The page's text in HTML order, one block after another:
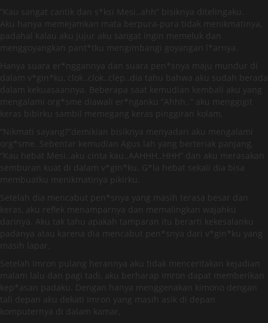
”Kau sangat cantik dan s*ksi Mesi..ahh” bisiknya ditelingaku.
Aku hanya memejamkan mata berpura-pura tidak menikmatinya,
padahal kalau aku jujur aku sangat ingin memeluk dan
menggoyangkan pant*tku mengimbangi goyangan l*arnya.
Hanya suara er*nggannya dan suara pen*snya maju mundur di
dalam v*gin*ku, clok..clok..clep..dia tahu bahwa aku sudah berada
dalam kekuasaannya. Beberapa saat kemudian kembali aku yang
mengalami org*sme diawali er*nganku “Ahhh..” aku menggigit
keras bibirku sambil memegang keras pinggiran kolam,
“Nikmati sayang?”demikian bisiknya menyadari aku mengalami
org*sme. Sebentar kemudian Agus lah yang berteriak panjang,
“Kau hebat Mesi..aku cinta kau..AAHHH..HHH” dan aku merasakan
semburan kuat di dalam v*gin*ku. G*la hebat sekali dia bisa
membuatku menikmatinya pikirku.
Setelah dia mencabut pen*snya yang masih terasa besar dan
keras, aku reflek menamparnya dan memalingkan wajahku
darinya. Aku tak tahu apakah tamparan itu berarti kekesalanku
padanya atau karena dia mencabut pen*snya dari v*gin*ku yang
masih lapar.
Setelah Imron pulang herannya aku tidak menceritakan kejadian
malam lalu dan pagi tadi, aku berharap Imron dapat memberikan
kep*asan padaku. Dengan hanya menggenakan kimono dengan
tali depan aku dekati Imron yang masih asik di depan
komputernya di dalam kamar,